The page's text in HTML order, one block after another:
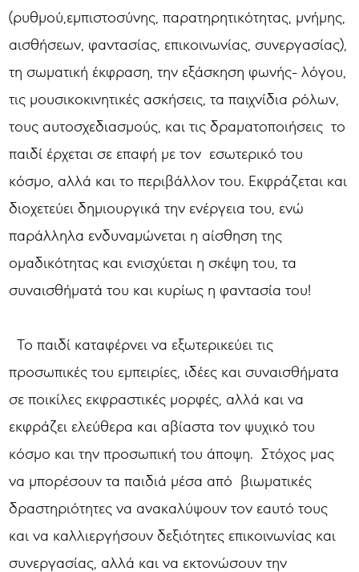
(ρυθμού,εμπιστοσύνης, παρατηρητικότητας, μνήμης,
αισθήσεων, φαντασίας, επικοινωνίας, συνεργασίας),
τη σωματική έκφραση, την εξάσκηση φωνής- λόγου,
τις μουσικοκινητικές ασκήσεις, τα παιχνίδια ρόλων,
τους αυτοσχεδιασμούς, και τις δραματοποιήσεις το
παιδί έρχεται σε επαφή με τον εσωτερικό του
κόσμο, αλλά και το περιβάλλον του. Εκφράζεται και
διοχετεύει δημιουργικά την ενέργεια του, ενώ
παράλληλα ενδυναμώνεται η αίσθηση της
ομαδικότητας και ενισχύεται η σκέψη του, τα
συναισθήματά του και κυρίως η φαντασία του!
Το παιδί καταφέρνει να εξωτερικεύει τις
προσωπικές του εμπειρίες, ιδέες και συναισθήματα
σε ποικίλες εκφραστικές μορφές, αλλά και να
εκφράζει ελεύθερα και αβίαστα τον ψυχικό του
κόσμο και την προσωπική του άποψη. Στόχος μας
να μπορέσουν τα παιδιά μέσα από βιωματικές
δραστηριότητες να ανακαλύψουν τον εαυτό τους
και να καλλιεργήσουν δεξιότητες επικοινωνίας και
συνεργασίας, αλλά και να εκτονώσουν την